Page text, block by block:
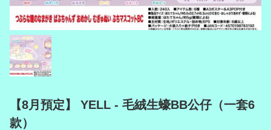
【8月預定】 YELL - 毛絨生蠔BB公仔（一套6
款）